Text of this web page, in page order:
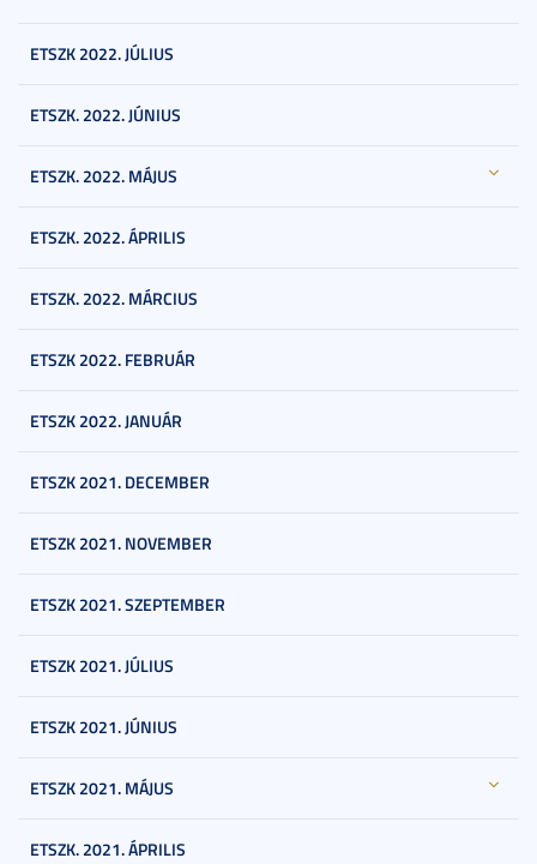
ETSZK 2022. JÚLIUS
ETSZK. 2022. JÚNIUS
ETSZK. 2022. MÁJUS
ETSZK. 2022. ÁPRILIS
ETSZK. 2022. MÁRCIUS
ETSZK 2022. FEBRUÁR
ETSZK 2022. JANUÁR
ETSZK 2021. DECEMBER
ETSZK 2021. NOVEMBER
ETSZK 2021. SZEPTEMBER
ETSZK 2021. JÚLIUS
ETSZK 2021. JÚNIUS
ETSZK 2021. MÁJUS
ETSZK. 2021. ÁPRILIS